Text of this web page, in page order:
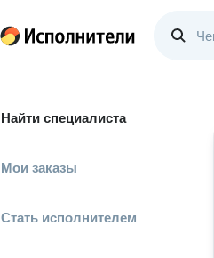
Найти специалиста
Мои заказы
Стать исполнителем